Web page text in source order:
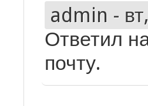
admin -
Ответил
почту.